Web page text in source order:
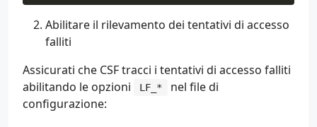
Abilitare il rilevamento dei tentativi di accesso
falliti
Assicurati che CSF tracci i tentativi di accesso falliti
abilitando le opzioni
LF_*
nel file di
configurazione: